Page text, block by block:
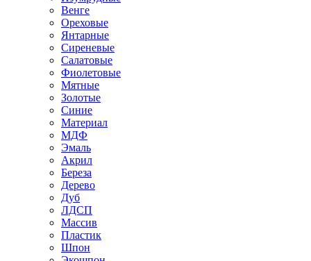
Венге
Ореховые
Янтарные
Сиреневые
Салатовые
Фиолетовые
Мятные
Золотые
Синие
Материал
МДФ
Эмаль
Акрил
Береза
Дерево
Дуб
ЛДСП
Массив
Пластик
Шпон